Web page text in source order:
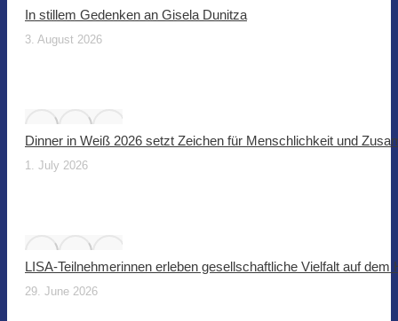
In stillem Gedenken an Gisela Dunitza
3. August 2026
Dinner in Weiß 2026 setzt Zeichen für Menschlichkeit und
1. July 2026
LISA-Teilnehmerinnen erleben gesellschaftliche Vielfalt auf dem
29. June 2026